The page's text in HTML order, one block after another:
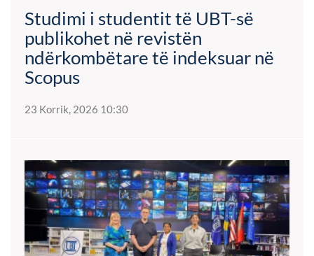
Studimi i studentit të UBT-së
publikohet në revistën
ndërkombëtare të indeksuar në
Scopus
23 Korrik, 2026 10:30